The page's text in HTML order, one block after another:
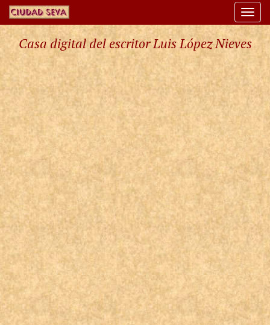
Casa digital del escritor Luis López Nieves